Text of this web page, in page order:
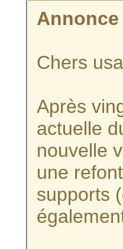
Annonce
Chers
Après
actuelle
nouvelle
une
supports